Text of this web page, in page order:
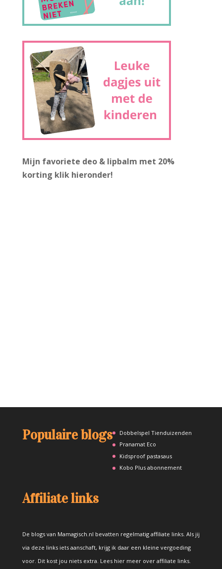
Mijn favoriete deo & lipbalm met 20%
korting klik hieronder!
Populaire blogs
Dobbelspel Tienduizenden
Pranamat Eco
Kidsproof pastasaus
Kobo Plus abonnement
Affiliate links
De blogs van Mamagisch.nl bevatten regelmatig affiliate links. Als jij
via deze links iets aanschaft, krijg ik daar een kleine vergoeding
voor. Dit kost jou niets extra. Lees hier meer over affiliate links.